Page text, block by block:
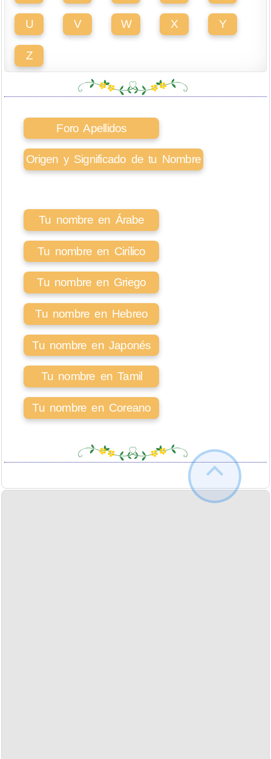
U V W X Y
Z
Foro Apellidos
Origen y Significado de tu Nombre
Tu nombre en Árabe
Tu nombre en Cirílico
Tu nombre en Griego
Tu nombre en Hebreo
Tu nombre en Japonés
Tu nombre en Tamil
Tu nombre en Coreano